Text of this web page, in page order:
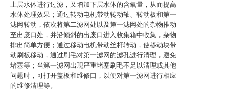
上层水体进行过滤，又增加下层水体的含氧量，从而提高
水体处理效果；通过转动电机带动转动轴、转动板和第一
滤网转动，依次将第二滤网处以及第一滤网处的杂物推动
至出废口处，并沿倾斜的出废口进入收集箱中收集，杂物
排出简单方便；通过移动电机带动丝杆转动，使移动块带
动刷板移动，通过刷毛对第一滤网的滤孔进行清理，避免
堵塞等；当第一滤网出现严重堵塞刷毛不足以清理或其他
问题时，可打开盖板和维修口，以便对第一滤网进行相应
的维修清理等。